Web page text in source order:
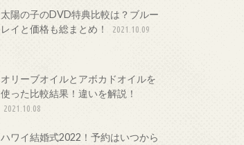
太陽の子のDVD特典比較は？ブルー
レイと価格も総まとめ！
2021.10.09
オリーブオイルとアボカドオイルを
使った比較結果！違いを解説！
2021.10.08
ハワイ結婚式2022！予約はいつから